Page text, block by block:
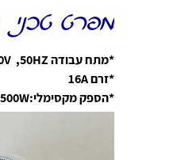
מפרט טכני
*מתח עבודה AC 250V ,50HZ
*זרם 16A
*הספק מקסימלי:3500W